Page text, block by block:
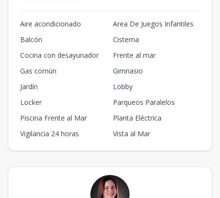
Aire acondicionado
Area De Juegos Infantiles
Balcón
Cisterna
Cocina con desayunador
Frente al mar
Gas común
Gimnasio
Jardín
Lobby
Locker
Parqueos Paralelos
Piscina Frente al Mar
Planta Eléctrica
Vigilancia 24 horas
Vista al Mar